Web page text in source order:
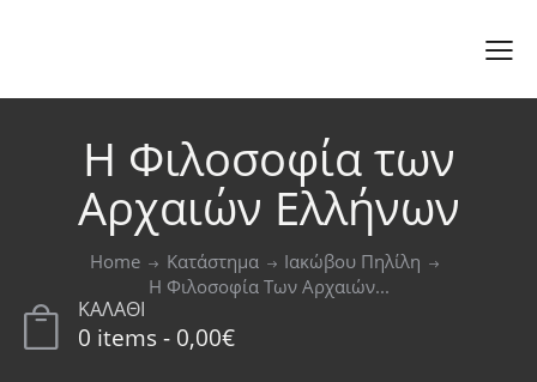
Η Φιλοσοφία των
Αρχαιών Ελλήνων
Home Κατάστημα
Ιακώβου Πηλίλη
Η Φιλοσοφία Των Αρχαιών...
ΚΑΛΑΘΙ
0 items- 0,00€